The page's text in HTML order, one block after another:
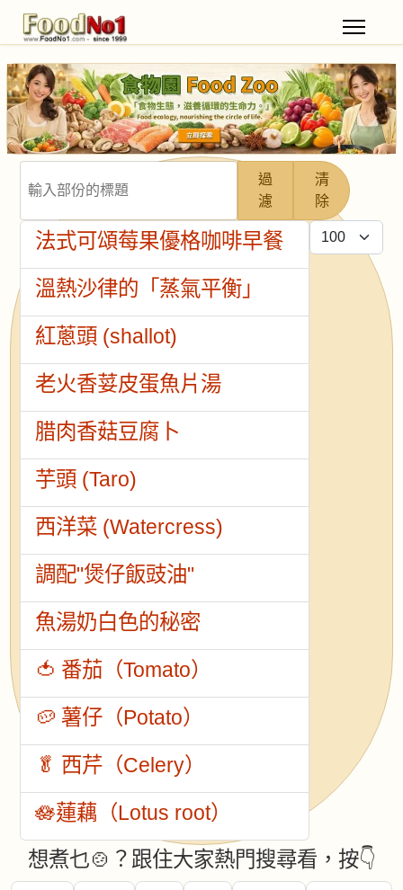
過
濾
清
除
每頁顯示條數
法式可頌莓果優格咖啡早餐
溫熱沙律的「蒸氣平衡」
紅蔥頭 (shallot)
老火香荽皮蛋魚片湯
腊肉香菇豆腐卜
芋頭 (Taro)
西洋菜 (Watercress)
調配"煲仔飯豉油"
魚湯奶白色的秘密
🍅 番茄（Tomato）
🥔 薯仔（Potato）
🥬 西芹（Celery）
🪷蓮藕（Lotus root）
想煮乜🍲？跟住大家熱門搜尋看，按👇